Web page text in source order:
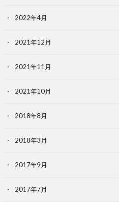
2022年4月
2021年12月
2021年11月
2021年10月
2018年8月
2018年3月
2017年9月
2017年7月